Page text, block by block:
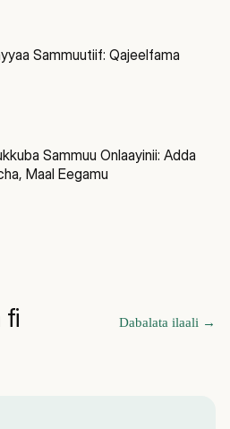
Sammuutiif: Qajeelfama
Sammuu Onlaayinii: Adda
Maal Eegamu
fi
Dabalata ilaali →